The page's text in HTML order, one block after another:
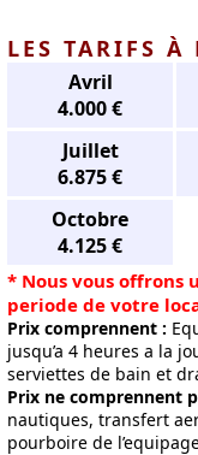
LES TARIFS À
Avril
4.000 €
Juillet
6.875 €
Octobre
4.125 €
* Nous vous offrons
periode de votre
Prix comprennent :
jusqu’a 4 heures a la
serviettes de bain et
Prix ne comprennent
nautiques, transfert
pourboire de